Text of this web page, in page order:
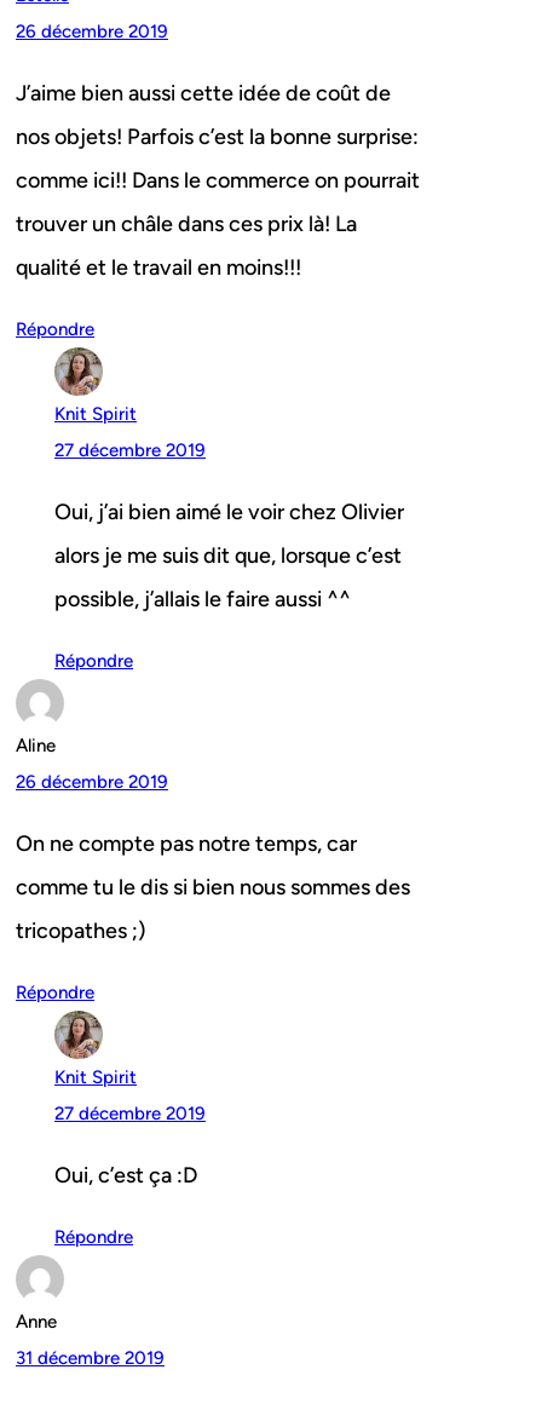
26 décembre 2019
J’aime bien aussi cette idée de coût de
nos objets! Parfois c’est la bonne surprise:
comme ici!! Dans le commerce on pourrait
trouver un châle dans ces prix là! La
qualité et le travail en moins!!!
Répondre
Knit Spirit
27 décembre 2019
Oui, j’ai bien aimé le voir chez Olivier
alors je me suis dit que, lorsque c’est
possible, j’allais le faire aussi ^^
Répondre
Aline
26 décembre 2019
On ne compte pas notre temps, car
comme tu le dis si bien nous sommes des
tricopathes ;)
Répondre
Knit Spirit
27 décembre 2019
Oui, c’est ça :D
Répondre
Anne
31 décembre 2019